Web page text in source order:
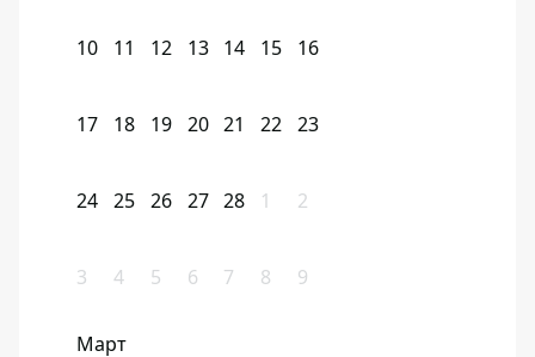
10 11 12 13 14 15 16
17 18 19 20 21 22 23
24 25 26 27 28 1 2
3 4 5 6 7 8 9
Март